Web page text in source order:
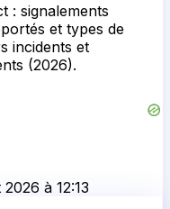
: signalements
et types de
incidents et
(2026).
2026 à 12:13